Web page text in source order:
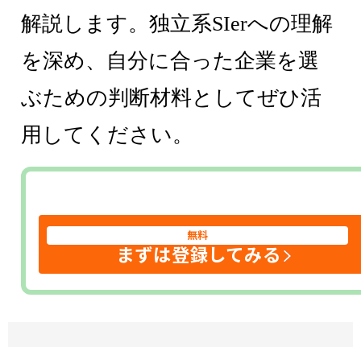
解説します。独立系SIerへの理解
を深め、自分に合った企業を選
ぶための判断材料としてぜひ活
用してください。
無料
まずは登録してみる